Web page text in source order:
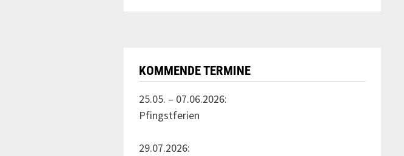
KOMMENDE TERMINE
25.05. – 07.06.2026:
Pfingstferien
29.07.2026: